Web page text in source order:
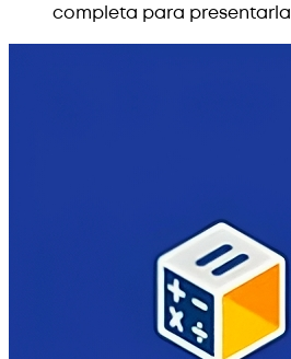
completa para presentarla